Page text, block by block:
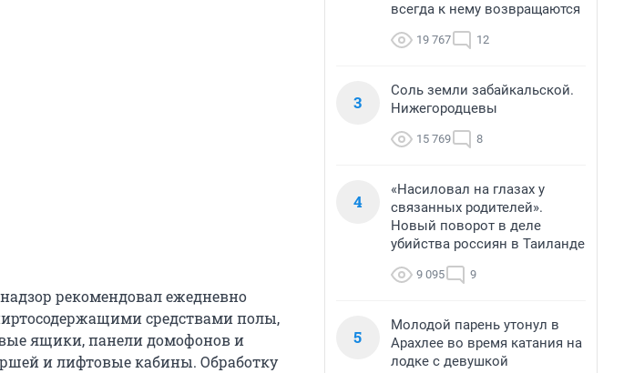
рекомендовал ежедневно
средствами полы,
ящики, панели домофонов и
и лифтовые кабины. Обработку
всегда к нему возвращаются
19 767 12
3
Соль земли забайкальской.
Нижегородцевы
15 769 8
4
«Насиловал на глазах у
связанных родителей».
Новый поворот в деле
убийства россиян в Таиланде
9 095 9
5
Молодой парень утонул в
Арахлее во время катания на
лодке с девушкой